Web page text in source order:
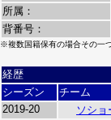
所属：
背番号：
※複数国籍保有の場合その一
経歴
シーズン
チーム
2019-20
ソショ